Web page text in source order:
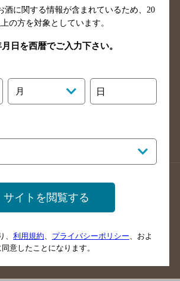
ー検索
鳥取県のバー検索
バー検索
徳島県のバー検索
バー検索
愛媛県のバー検索
ー検索
ー検索
佐賀県のバー検索
ー検索
熊本県のバー検索
沖縄県のバー検索
ご案内
店舗情報更新方法のご案内
掲載店舗様ログイン
ご意見・ご感想
酒に関する情報が含まれているため、 20
の方を対象としています。
日を西暦でご入力下さい。
月 日
サイトを閲覧する
利用規約 プライバシーポリシー 、およ
意したことになります。